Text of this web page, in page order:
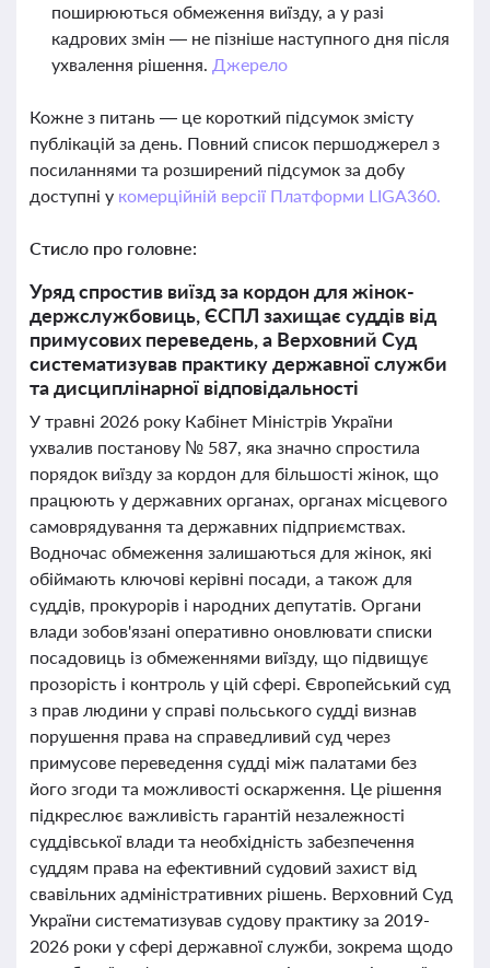
поширюються обмеження виїзду, а у разі
кадрових змін — не пізніше наступного дня після
ухвалення рішення. Джерело
Кожне з питань — це короткий підсумок змісту
публікацій за день. Повний список першоджерел з
посиланнями та розширений підсумок за добу
доступні у комерційній версії Платформи LIGA360.
Стисло про головне:
Уряд спростив виїзд за кордон для жінок-
держслужбовиць, ЄСПЛ захищає суддів від
примусових переведень, а Верховний Суд
систематизував практику державної служби
та дисциплінарної відповідальності
У травні 2026 року Кабінет Міністрів України
ухвалив постанову № 587, яка значно спростила
порядок виїзду за кордон для більшості жінок, що
працюють у державних органах, органах місцевого
самоврядування та державних підприємствах.
Водночас обмеження залишаються для жінок, які
обіймають ключові керівні посади, а також для
суддів, прокурорів і народних депутатів. Органи
влади зобов'язані оперативно оновлювати списки
посадовиць із обмеженнями виїзду, що підвищує
прозорість і контроль у цій сфері. Європейський суд
з прав людини у справі польського судді визнав
порушення права на справедливий суд через
примусове переведення судді між палатами без
його згоди та можливості оскарження. Це рішення
підкреслює важливість гарантій незалежності
суддівської влади та необхідність забезпечення
суддям права на ефективний судовий захист від
свавільних адміністративних рішень. Верховний Суд
України систематизував судову практику за 2019-
2026 роки у сфері державної служби, зокрема щодо